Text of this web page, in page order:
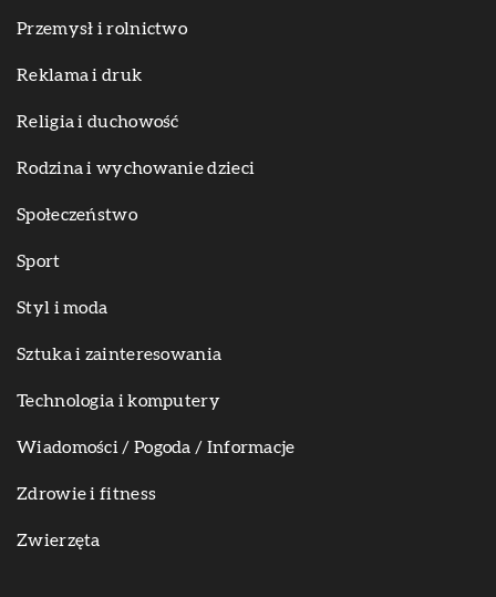
Przemysł i rolnictwo
Reklama i druk
Religia i duchowość
Rodzina i wychowanie dzieci
Społeczeństwo
Sport
Styl i moda
Sztuka i zainteresowania
Technologia i komputery
Wiadomości / Pogoda / Informacje
Zdrowie i fitness
Zwierzęta